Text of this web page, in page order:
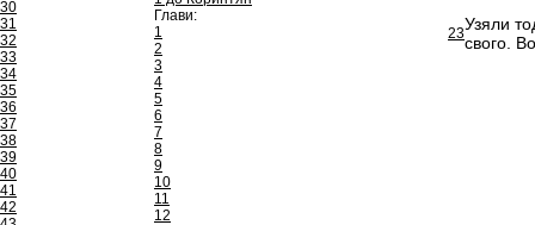
30
31
32
33
34
35
36
37
38
39
40
41
42
Глави:
1
2
3
4
5
6
7
8
9
10
11
12
23Узяли
свого.